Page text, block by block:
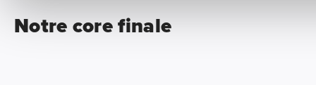
Notre core finale